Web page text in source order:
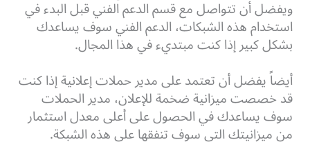
ويفضل أن تتواصل مع قسم الدعم الفني قبل البدء في
استخدام هذه الشبكات، الدعم الفني سوف يساعدك
بشكل كبير إذا كنت مبتديء في هذا المجال.
أيضاً يفضل أن تعتمد على مدير حملات إعلانية إذا كنت
قد خصصت ميزانية ضخمة للإعلان، مدير الحملات
سوف يساعدك في الحصول على أعلى معدل استثمار
من ميزانيتك التي سوف تنفقها على هذه الشبكة.